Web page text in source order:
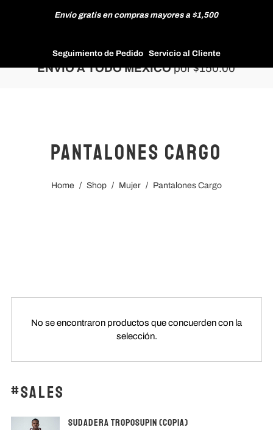
Envío gratis en compras mayores a $1,500
Seguimiento de Pedido Servicio al Cliente
ENVÍO A TODO MÉXICOpor $150.00
Pantalones Cargo
Home / Shop / Mujer / Pantalones Cargo
No se encontraron productos que concuerden con la
selección.
#SALES
SUDADERA TROPOSUPIN (copia)